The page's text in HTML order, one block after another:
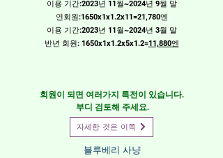
이용 기간:2023년 11월~2024년 9월 말
연회원:1650x1x1.2x11=21,780엔
이용 기간:2023년 11월~2024년 3월 말
​반년 회원: 1650x1x1.2x5x1.2=11,880엔
회원이 되면 여러가지 특전이 있습니다.
​ 부디 검토해 주세요.
자세한 것은 이쪽
블루베리 사냥